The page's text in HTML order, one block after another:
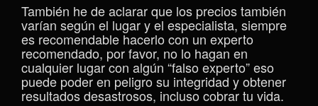
También he de aclarar que los precios también
varían según el lugar y el especialista, siempre
es recomendable hacerlo con un experto
recomendado, por favor, no lo hagan en
cualquier lugar con algún “falso experto” eso
puede poder en peligro su integridad y obtener
resultados desastrosos, incluso cobrar tu vida.